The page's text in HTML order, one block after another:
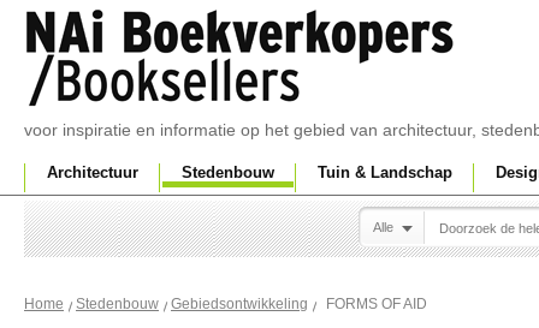
voor inspiratie en informatie op het gebied van architectuur,
Architectuur Stedenbouw Tuin & Landschap
Alle
Home Stedenbouw Gebiedsontwikkeling FORMS OF AID